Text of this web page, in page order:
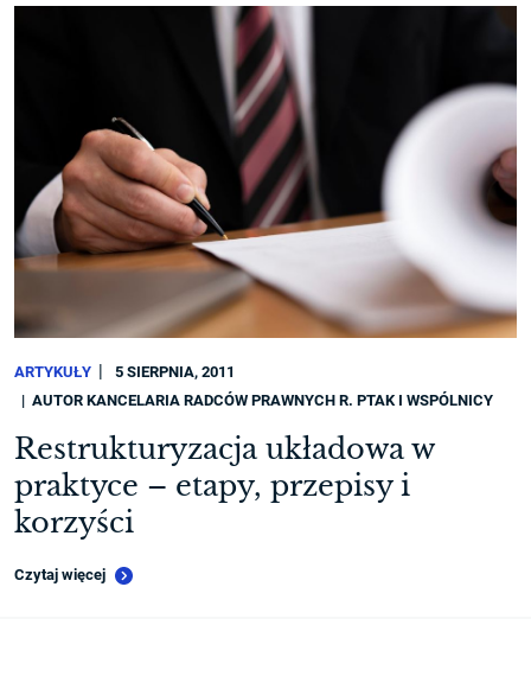
ARTYKUŁY
5 SIERPNIA, 2011
AUTOR KANCELARIA RADCÓW PRAWNYCH R. PTAK I WSPÓLNICY
Restrukturyzacja układowa w
praktyce – etapy, przepisy i
korzyści
Czytaj więcej